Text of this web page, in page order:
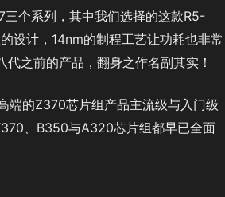
个系列，其中我们选择的这款R5-
设计，14nm的制程工艺让功耗也非常
之前的产品，翻身之作名副其实！
端的Z370芯片组产品主流级与入门级
、B350与A320芯片组都早已全面